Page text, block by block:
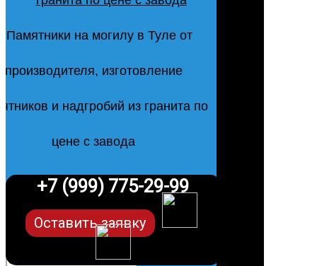
+7 (999) 775-29-99
Оставить заявку